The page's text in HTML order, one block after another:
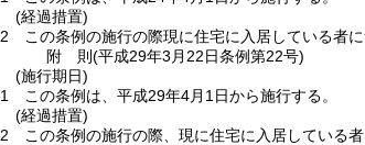
(経過措置)
2
この条例の施行の際現に住宅に入居している者
附 則(平成29年3月22日条例第22号)
(施行期日)
1
この条例は、平成29年4月1日から施行する。
(経過措置)
2
この条例の施行の際、現に住宅に入居している